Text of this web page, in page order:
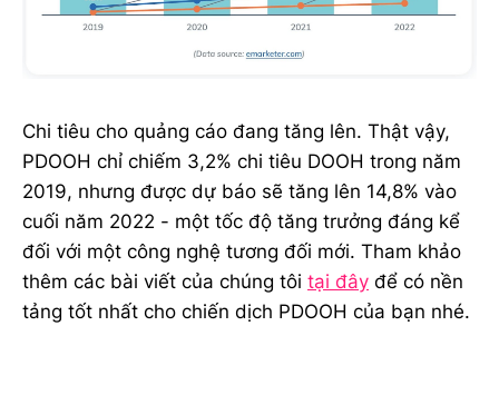
Chi tiêu cho quảng cáo đang tăng lên. Thật vậy,
PDOOH chỉ chiếm 3,2% chi tiêu DOOH trong năm
2019, nhưng được dự báo sẽ tăng lên 14,8% vào
cuối năm 2022 - một tốc độ tăng trưởng đáng kể
đối với một công nghệ tương đối mới. Tham khảo
thêm các bài viết của chúng tôi tại đây để có nền
tảng tốt nhất cho chiến dịch PDOOH của bạn nhé.